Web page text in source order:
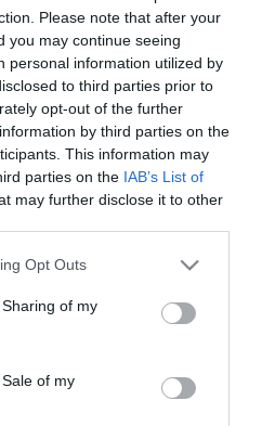
Please note that after your
you may continue seeing
personal information utilized by
to third parties prior to
opt-out of the further
by third parties on the
This information may
parties on the IAB’s List of
may further disclose it to other
app uses one or more Google
behaviour. You may click to
and its third-party tags to
purposes in below Google
Opt Outs
of my
of my
docense. 1995 és 1996 között
a Történész Műhely vezetője az
től az MTA Történettudományi
2010-től osztályvezetője.
Akadémia
titkára, 2018-tól alelnöke.
volt.
Kutatóközpont
tudományos főmunkatársa, majd
az ELTE Történeti
a katolikus egyház kora újkori